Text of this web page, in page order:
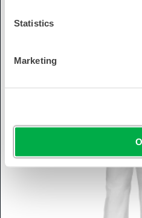
Statistics
Marketing